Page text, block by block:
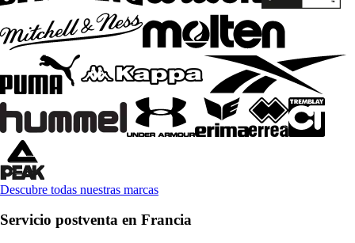
Descubre todas nuestras marcas
Servicio postventa en Francia